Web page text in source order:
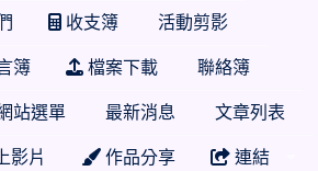
收支簿 活動剪影
簿 檔案下載 聯絡簿
站選單 最新消息 文章列表
影片 作品分享 連結